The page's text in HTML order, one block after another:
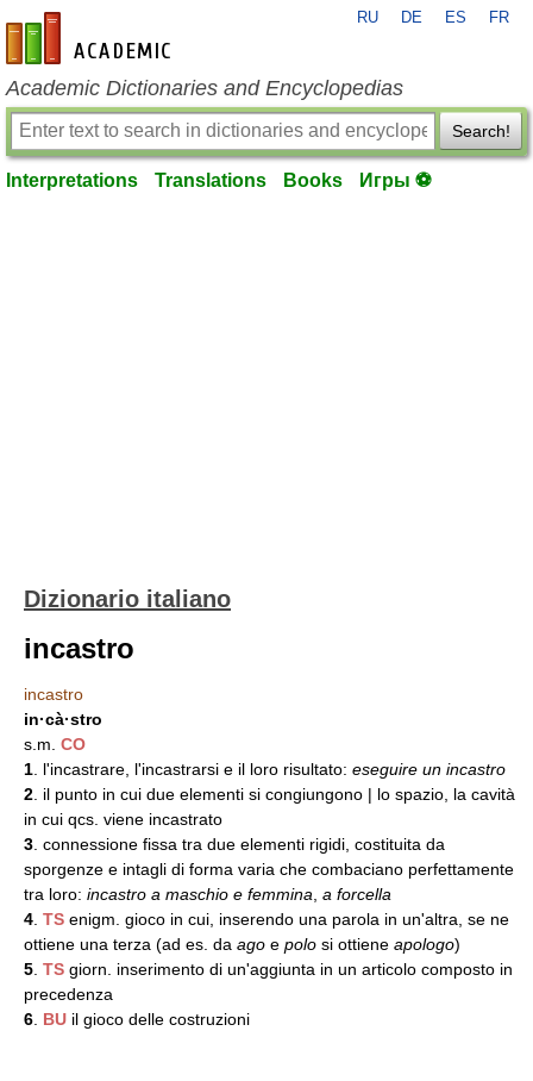
en-academic.com
RU DE ES FR
Academic Dictionaries and Encyclopedias
Search!
Interpretations Translations Books Игры ⚽
Dizionario italiano
incastro
incastro
in·cà·stro
s.m. CO
1 . l'incastrare, l'incastrarsi e il loro risultato: eseguire un incastro
2 . il punto in cui due elementi si congiungono | lo spazio, la cavità
in cui qcs. viene incastrato
3 . connessione fissa tra due elementi rigidi, costituita da
sporgenze e intagli di forma varia che combaciano perfettamente
tra loro: incastro a maschio e femmina a forcella
4 TS enigm. gioco in cui, inserendo una parola in un'altra, se ne
ottiene una terza (ad es. da ago e polo si ottiene apologo)
5 TS giorn. inserimento di un'aggiunta in un articolo composto in
precedenza
6 BU il gioco delle costruzioni